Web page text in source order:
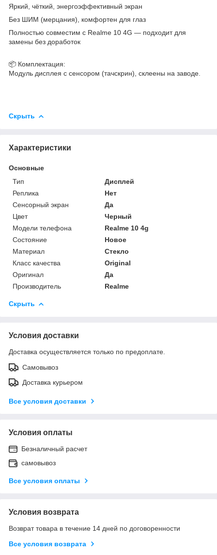
Яркий, чёткий, энергоэффективный экран
Без ШИМ (мерцания), комфортен для глаз
Полностью совместим с Realme 10 4G — подходит для
замены без доработок
📦 Комплектация:
Модуль дисплея с сенсором (тачскрин), склеены на заводе.
Скрыть
Характеристики
Основные
Тип
Дисплей
Реплика
Нет
Сенсорный экран
Да
Цвет
Черный
Модели телефона
Realme 10 4g
Состояние
Новое
Материал
Стекло
Класс качества
Original
Оригинал
Да
Производитель
Realme
Скрыть
Условия доставки
Доставка осуществляется только по предоплате.
Самовывоз
Доставка курьером
Все условия доставки
Условия оплаты
Безналичный расчет
самовывоз
Все условия оплаты
Условия возврата
Возврат товара в течение 14 дней по договоренности
Все условия возврата